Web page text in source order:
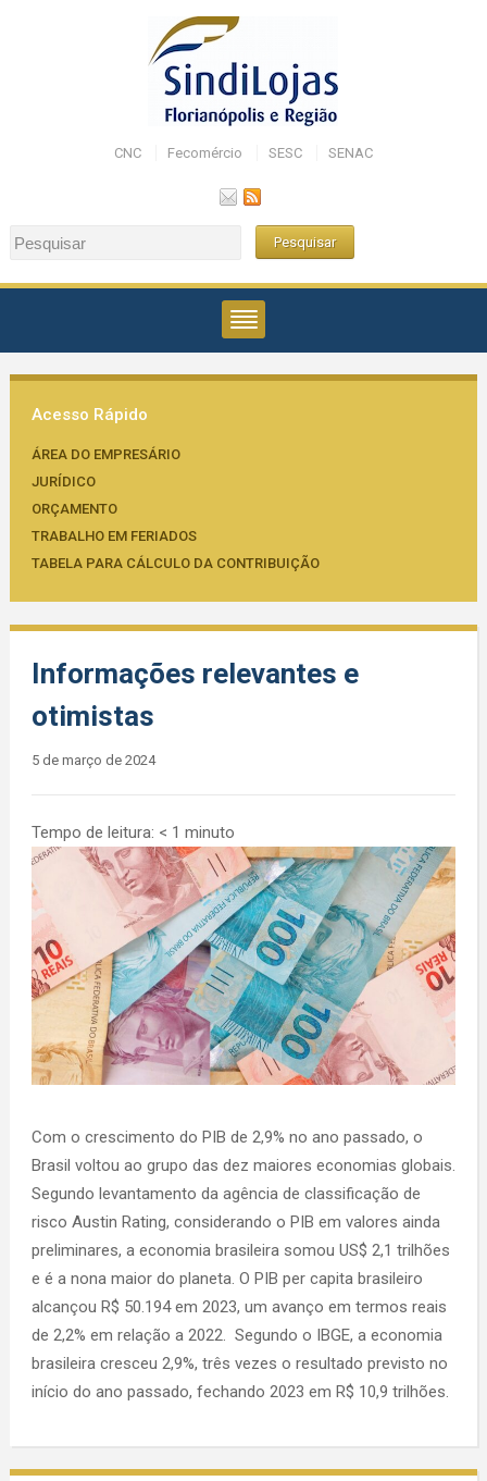
CNC Fecomércio SESC SENAC
Acesso Rápido
ÁREA DO EMPRESÁRIO
JURÍDICO
ORÇAMENTO
TRABALHO EM FERIADOS
TABELA PARA CÁLCULO DA CONTRIBUIÇÃO
Informações relevantes e
otimistas
5 de março de 2024
Tempo de leitura: < 1 minuto
Com o crescimento do PIB de 2,9% no ano passado, o
Brasil voltou ao grupo das dez maiores economias globais.
Segundo levantamento da agência de classificação de
risco Austin Rating, considerando o PIB em valores ainda
preliminares, a economia brasileira somou US$ 2,1 trilhões
e é a nona maior do planeta. O PIB per capita brasileiro
alcançou R$ 50.194 em 2023, um avanço em termos reais
de 2,2% em relação a 2022. Segundo o IBGE, a economia
brasileira cresceu 2,9%, três vezes o resultado previsto no
início do ano passado, fechando 2023 em R$ 10,9 trilhões.